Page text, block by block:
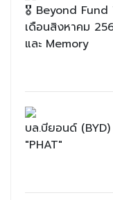
🎖 Beyond Fund
เดือนสิงหาคม
และ Memory
บล.บียอนด์
"PHAT"